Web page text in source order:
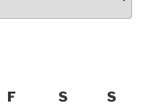
F S S